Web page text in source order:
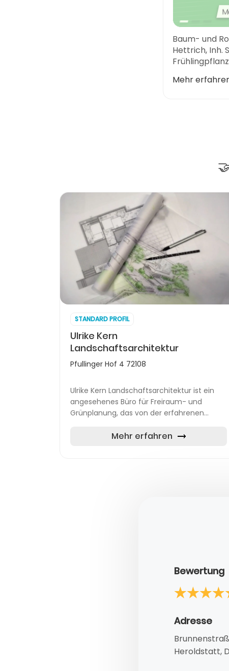
STANDARD PROFIL
Ulrike Kern
Landschaftsarchitektur
Pfullinger Hof 4 72108
Ulrike Kern Landschaftsarchitektur ist ein
angesehenes Büro für Freiraum- und
Grünplanung, das von der erfahrenen
wird. Das Büro hat seinen Sitz in Rottenb...
Mehr erfahren
Bewertung
Adresse
Heroldstatt,